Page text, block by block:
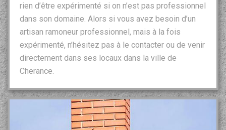
rien d’être expérimenté si on n’est pas professionnel
dans son domaine. Alors si vous avez besoin d’un
artisan ramoneur professionnel, mais à la fois
expérimenté, n’hésitez pas à le contacter ou de venir
directement dans ses locaux dans la ville de
Cherance.